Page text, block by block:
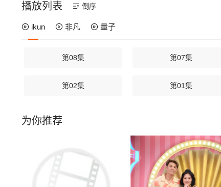
播放列表 倒序
ikun 非凡 量子
第08集 第07集
第02集 第01集
为你推荐